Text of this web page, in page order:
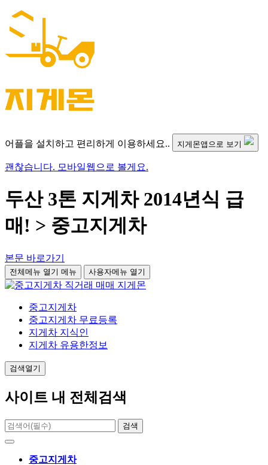
어플을 설치하고 편리하게 이용하세요.. 지게몬앱으로 보기
괜찮습니다. 모바일웹으로 볼게요.
두산 3톤 지게차 2014년식 급
매! > 중고지게차
본문 바로가기
전체메뉴 열기 메뉴 사용자메뉴 열기
중고지게차
중고지게차 무료등록
지게차 지식인
지게차 유용한정보
검색열기
사이트 내 전체검색
검색
중고지게차